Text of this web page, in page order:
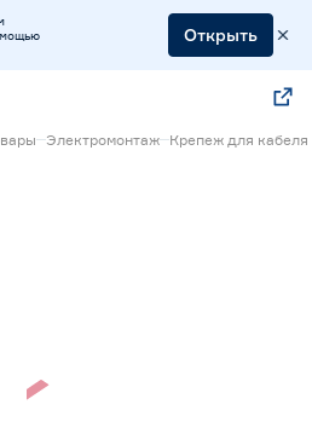
Открыть
Электромонтаж Крепеж для кабеля